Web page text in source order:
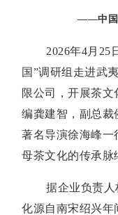
——中
2026年4月25
国”调研组走进武
限公司，开展茶
编龚建智，副总裁
著名导演徐海峰一
母茶文化的传承脉
据企业负责
化源自南宋绍兴年